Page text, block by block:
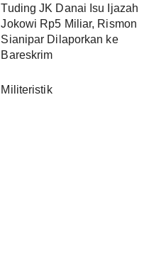
Tuding JK Danai Isu Ijazah
Jokowi Rp5 Miliar, Rismon
Sianipar Dilaporkan ke
Bareskrim
Militeristik